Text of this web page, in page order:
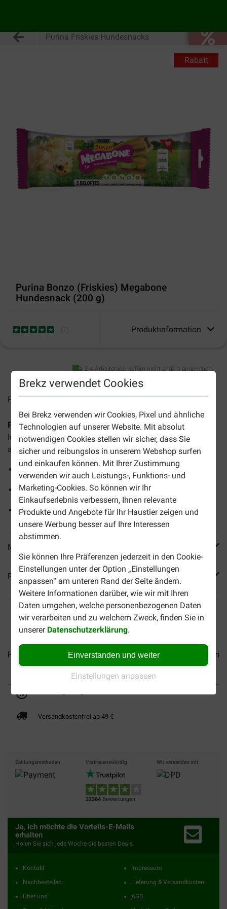
Brekz verwendet Cookies
Bei Brekz verwenden wir Cookies, Pixel und ähnliche
Technologien auf unserer Website. Mit absolut
notwendigen Cookies stellen wir sicher, dass Sie
sicher und reibungslos in unserem Webshop surfen
und einkaufen können. Mit Ihrer Zustimmung
verwenden wir auch Leistungs-, Funktions- und
Marketing-Cookies. So können wir Ihr
Einkaufserlebnis verbessern, Ihnen relevante
Produkte und Angebote für Ihr Haustier zeigen und
unsere Werbung besser auf Ihre Interessen
abstimmen.
Sie können Ihre Präferenzen jederzeit in den Cookie-
Einstellungen unter der Option „Einstellungen
anpassen“ am unteren Rand der Seite ändern.
Weitere Informationen darüber, wie wir mit Ihren
Daten umgehen, welche personenbezogenen Daten
wir verarbeiten und zu welchem Zweck, finden Sie in
unserer Datenschutzerklärung.
Einverstanden und weiter
Einstellungen anpassen
Purina Friskies Hundesnacks
Rabatt
Purina Bonzo (Friskies) Megabone
Hundesnack (200 g)
Produktinformation
2-4 Arbeitstage, sofern nicht anders angegeben
Preise inkl. MwSt zzgl.Versandkosten
Purina Bonzo (Friskies) Megabone Hundesnack (200 g)
ist ein leckerer Kausnack mit Fleischfüllung für
ausgewachsene Hunde.
Trägt zu einem glänzenden Fell bei
Hilft, das Immunsystem zu stärken
Für mehr Energie
Mehr Produktinfos
Reviews
Purina Bonzo (Friskies)... Purina Bonzo (Friskies)...
Versandkostenfrei ab 49 €
Zahlungsmethoden Vertrauenswürdig
32364 Bewertungen
Wir versenden mit
Ja, ich möchte die Vorteils-E-Mails
erhalten
Holen Sie sich jede Woche die besten Deals
Kontakt
Nachbestellen
Über uns
Impressum
Lieferung & Versandkosten
AGB